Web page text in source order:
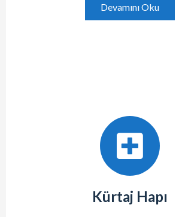
Devamını Oku
Kürtaj Hapı